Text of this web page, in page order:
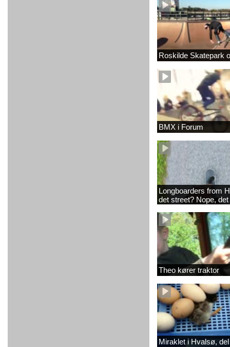
Roskilde Skatepark
BMX i Forum
Longboarders from
det street? Nope,
Theo kører traktor
Miraklet i Hvalsø,